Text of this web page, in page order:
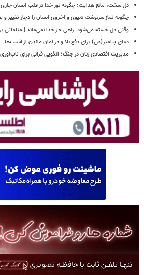
دلِ سخت، مانع هدایت؛ چگونه نور خدا در قلب انسان
چگونه نماز سرنوشت دنیوی و اخروی انسان را دچار تغییر
وقتی دل خسته می‌شود، راهی جز خدا نمی‌ماند | مناجاتی
دعای پیامبر(ص) برای دفع بلا و در امان ماندن از آسیب‌ها
مدیریت اقتصادی زنان در جنگ؛ الگویی قرآنی برای